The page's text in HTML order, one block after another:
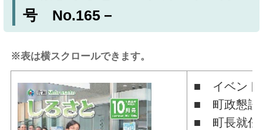
号 No.165－
※表は横スクロールできます。
■ イベント
■ 町政懇談
■ 町長就任